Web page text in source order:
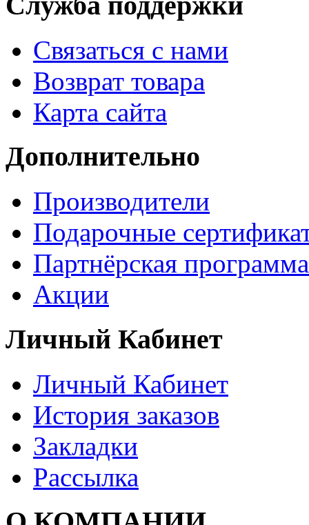
Связаться с нами
Возврат товара
Карта сайта
Дополнительно
Производители
Подарочные
Партнёрская программа
Акции
Личный Кабинет
Личный Кабинет
История заказов
Закладки
Рассылка